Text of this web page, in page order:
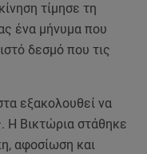
τίμησε τη
ένα μήνυμα που
δεσμό που τις
εξακολουθεί να
Η Βικτώρια στάθηκε
αφοσίωση και